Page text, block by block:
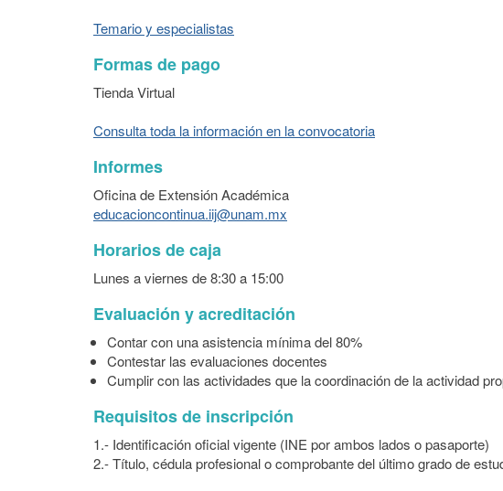
Temario y especialistas
Formas de pago
Tienda Virtual
Consulta toda la información en la convocatoria
Informes
Oficina de Extensión Académica
educacioncontinua.iij@unam.mx
Horarios de caja
Lunes a viernes de 8:30 a 15:00
Evaluación y acreditación
Contar con una asistencia mínima del 80%
Contestar las evaluaciones docentes
Cumplir con las actividades que la coordinación de la actividad
Requisitos de inscripción
1.- Identificación oficial vigente (INE por ambos lados o pasaporte)
2.- Título, cédula profesional o comprobante del último grado de